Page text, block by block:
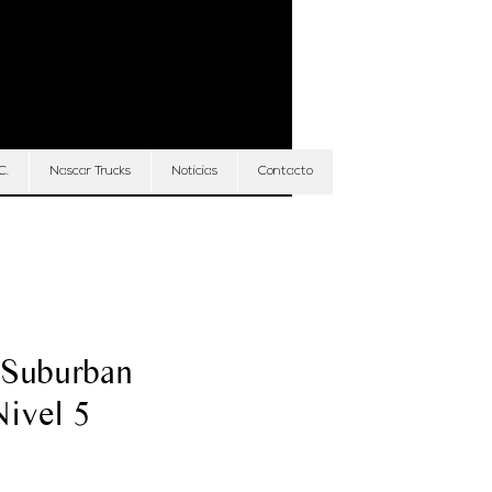
Nascar Trucks Noticias Contacto
5